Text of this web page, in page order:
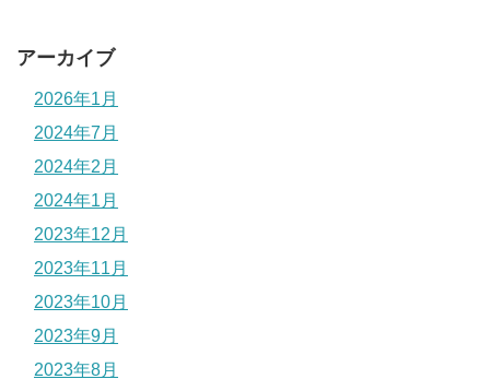
アーカイブ
2026年1月
2024年7月
2024年2月
2024年1月
2023年12月
2023年11月
2023年10月
2023年9月
2023年8月